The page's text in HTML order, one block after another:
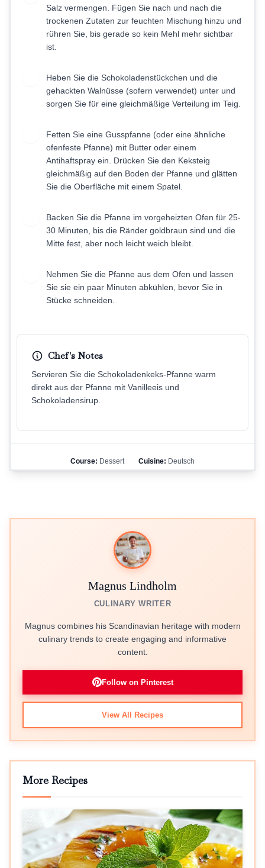
Salz vermengen. Fügen Sie nach und nach die
trockenen Zutaten zur feuchten Mischung hinzu und
rühren Sie, bis gerade so kein Mehl mehr sichtbar
ist.
Heben Sie die Schokoladenstückchen und die
gehackten Walnüsse (sofern verwendet) unter und
sorgen Sie für eine gleichmäßige Verteilung im Teig.
Fetten Sie eine Gusspfanne (oder eine ähnliche
ofenfeste Pfanne) mit Butter oder einem
Antihaftspray ein. Drücken Sie den Keksteig
gleichmäßig auf den Boden der Pfanne und glätten
Sie die Oberfläche mit einem Spatel.
Backen Sie die Pfanne im vorgeheizten Ofen für 25-
30 Minuten, bis die Ränder goldbraun sind und die
Mitte fest, aber noch leicht weich bleibt.
Nehmen Sie die Pfanne aus dem Ofen und lassen
Sie sie ein paar Minuten abkühlen, bevor Sie in
Stücke schneiden.
Chef's Notes
Servieren Sie die Schokoladenkeks-Pfanne warm
direkt aus der Pfanne mit Vanilleeis und
Schokoladensirup.
Course: Dessert Cuisine: Deutsch
Magnus Lindholm
CULINARY WRITER
Magnus combines his Scandinavian heritage with modern
culinary trends to create engaging and informative
content.
Follow on Pinterest
View All Recipes
More Recipes